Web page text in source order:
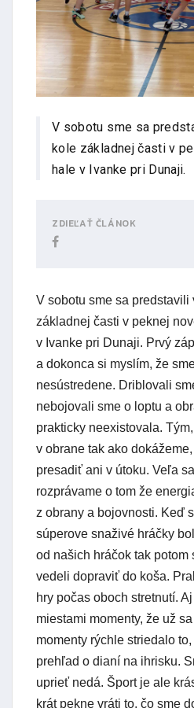
V sobotu sme sa
kole základnej časti v
hale v Ivanke pri Dunaji.
ZDIEĽAŤ ČLÁNOK
V sobotu sme sa predstavili
základnej časti v peknej
v Ivanke pri Dunaji. Prvý
a dokonca si myslím, že
nesústredene. Driblovali
nebojovali sme o loptu a
prakticky neexistovala.
v obrane tak ako
presadiť ani v útoku. Veľa
rozprávame o tom že
z obrany a bojovnosti. Keď
súperove snaživé hráčky
od našich hráčok tak
vedeli dopraviť do koša.
hry počas oboch stretnutí.
miestami momenty, že už
momenty rýchle striedalo
prehľad o dianí na ihrisku.
uprieť nedá. Šport je ale
krát pekne vráti to, čo sme